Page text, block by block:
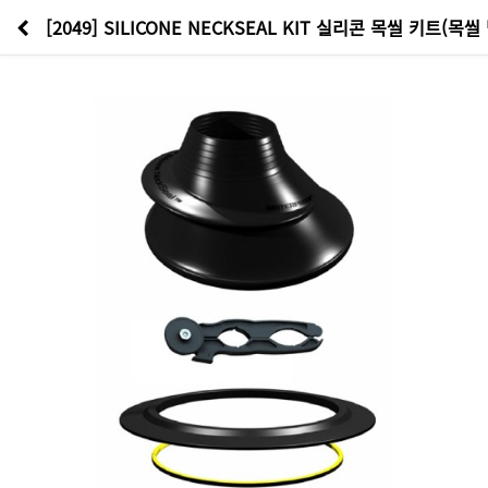
[2049] SILICONE NECKSEAL KIT 실리콘 목씰 키트(목씰